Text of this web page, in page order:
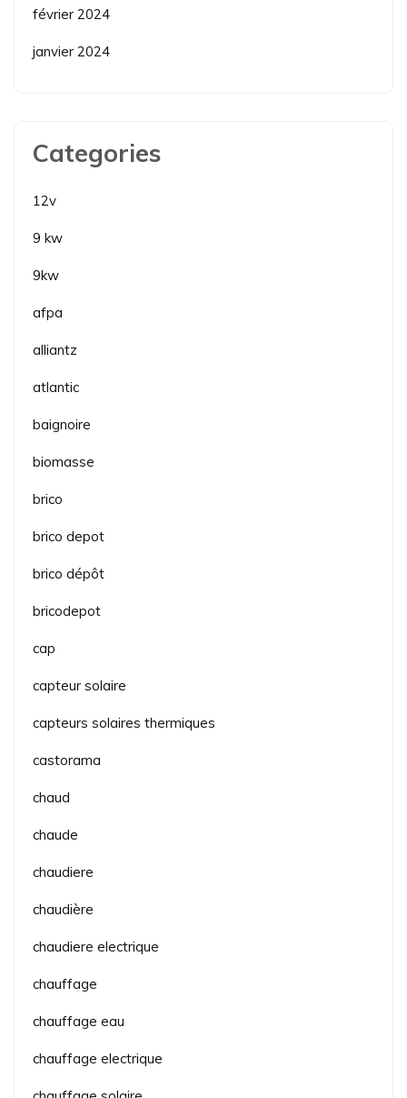
février 2024
janvier 2024
Categories
12v
9 kw
9kw
afpa
alliantz
atlantic
baignoire
biomasse
brico
brico depot
brico dépôt
bricodepot
cap
capteur solaire
capteurs solaires thermiques
castorama
chaud
chaude
chaudiere
chaudière
chaudiere electrique
chauffage
chauffage eau
chauffage electrique